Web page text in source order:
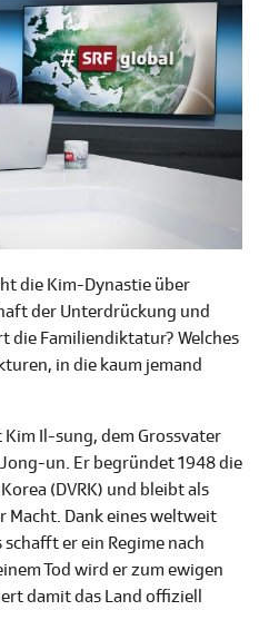
die Kim-Dynastie über
der Unterdrückung und
Familiendiktatur? Welches
in die kaum jemand
Il-sung, dem Grossvater
un. Er begründet 1948 die
(DVRK) und bleibt als
Macht. Dank eines weltweit
er ein Regime nach
Tod wird er zum ewigen
damit das Land offiziell